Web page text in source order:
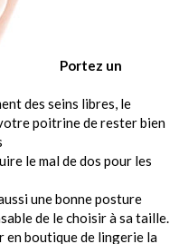
Portez un
des seins libres, le
poitrine de rester bien
le mal de dos pour les
une bonne posture
de le choisir à sa taille.
en boutique de lingerie la